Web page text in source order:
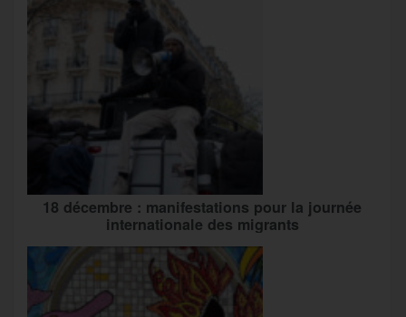
18 décembre : manifestations pour la journée
internationale des migrants